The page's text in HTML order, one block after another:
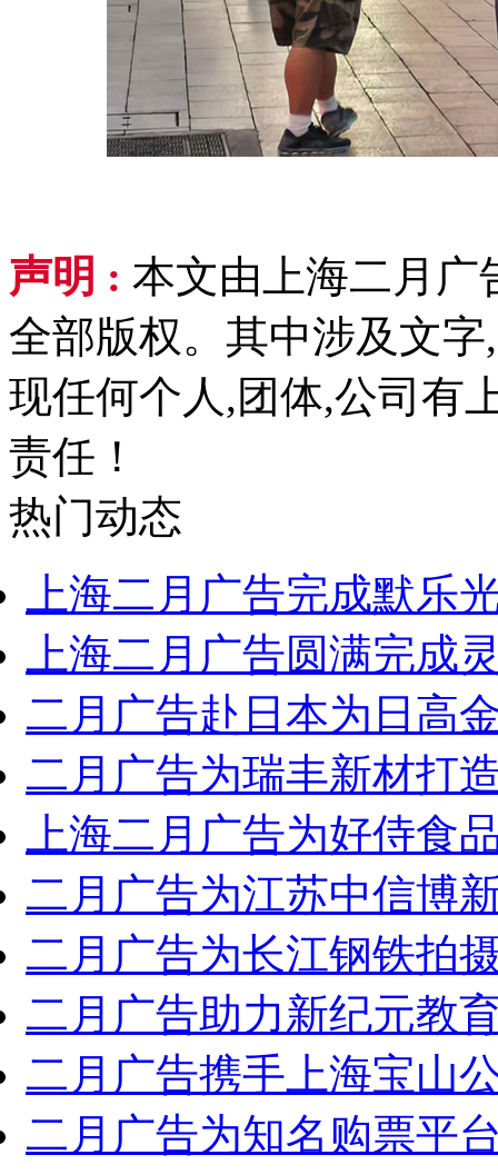
声明 : 本文由上海二月广
全部版权。其中涉及文
现任何个人,团体,公司有
责任！
热门动态
上海二月广告完成默乐
上海二月广告圆满完成
二月广告赴日本为日高
二月广告为瑞丰新材打
上海二月广告为好侍食
二月广告为江苏中信博
二月广告为长江钢铁拍
二月广告助力新纪元教
二月广告携手上海宝山
二月广告为知名购票平